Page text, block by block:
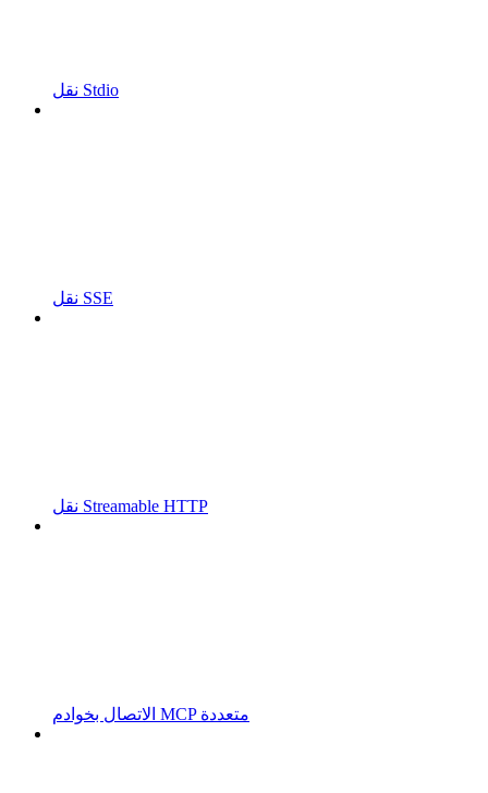
نقل Stdio
نقل SSE
نقل Streamable HTTP
الاتصال بخوادم MCP متعددة